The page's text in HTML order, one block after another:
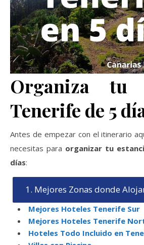
Organiza
Tenerife de 5
Antes de empezar con el itinerario
necesitas para organizar tu
días:
1. Mejores Zonas donde
Mejores Hoteles Tenerife Sur
Mejores Hoteles Tenerife
Hoteles Todo Incluido en